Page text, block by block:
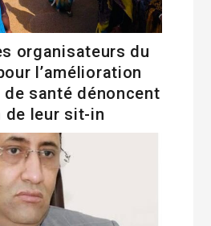
organisateurs du
l’amélioration
santé dénoncent
de leur sit-in